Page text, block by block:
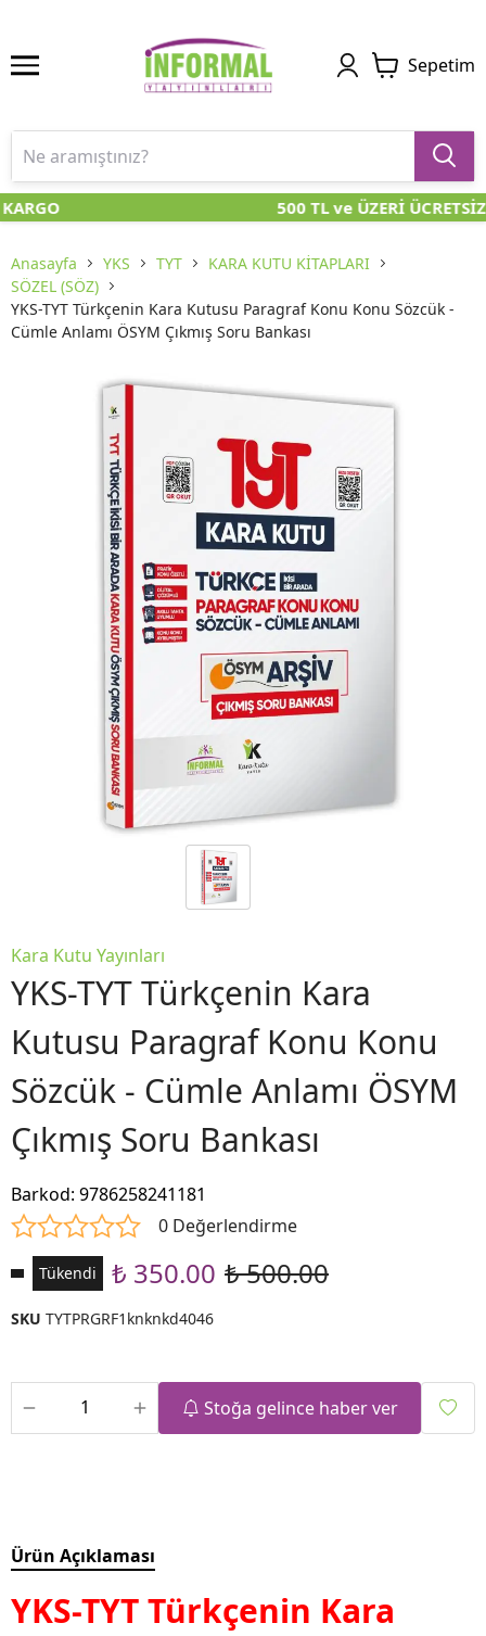
Sepetim
500 TL ve ÜZERİ ÜCRETSİZ
Anasayfa YKS TYT
KARA KUTU KİTAPLARI
SÖZEL (SÖZ)
YKS-TYT Türkçenin Kara Kutusu Paragraf Konu Konu Sözcük -
Cümle Anlamı ÖSYM Çıkmış Soru Bankası
Kara Kutu Yayınları
YKS-TYT Türkçenin Kara
Kutusu Paragraf Konu Konu
Sözcük - Cümle Anlamı ÖSYM
Çıkmış Soru Bankası
Barkod: 9786258241181
0 Değerlendirme
Tükendi ₺ 350.00 ₺ 500.00
SKU TYTPRGRF1knknkd4046
Stoğa gelince haber ver
Ürün Açıklaması
YKS-TYT Türkçenin Kara